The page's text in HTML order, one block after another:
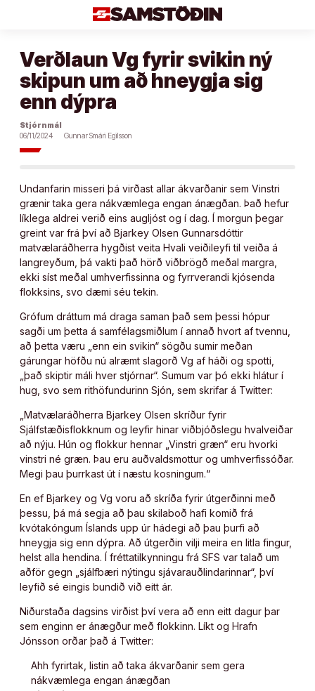
Verðlaun Vg fyrir svikin ný
skipun um að hneygja sig
enn dýpra
Stjórnmál
06/11/2024
Gunnar Smári Egilsson
Undanfarin misseri þá virðast allar ákvarðanir sem Vinstri
grænir taka gera nákvæmlega engan ánægðan. Það hefur
líklega aldrei verið eins augljóst og í dag. Í morgun þegar
greint var frá því að Bjarkey Olsen Gunnarsdóttir
matvælaráðherra hygðist veita Hvali veiðileyfi til veiða á
langreyðum, þá vakti það hörð viðbrögð meðal margra,
ekki síst meðal umhverfissinna og fyrrverandi kjósenda
flokksins, svo dæmi séu tekin.
Grófum dráttum má draga saman það sem þessi hópur
sagði um þetta á samfélagsmiðlum í annað hvort af tvennu,
að þetta væru „enn ein svikin“ sögðu sumir meðan
gárungar höfðu nú alræmt slagorð Vg af háði og spotti,
„það skiptir máli hver stjórnar“. Sumum var þó ekki hlátur í
hug, svo sem rithöfundurinn Sjón, sem skrifar á Twitter:
„Matvælaráðherra Bjarkey Olsen skríður fyrir
Sjálfstæðisflokknum og leyfir hinar viðbjóðslegu hvalveiðar
að nýju. Hún og flokkur hennar „Vinstri græn“ eru hvorki
vinstri né græn. Þau eru auðvaldsmottur og umhverfissóðar.
Megi þau þurrkast út í næstu kosningum.“
En ef Bjarkey og Vg voru að skríða fyrir útgerðinni með
þessu, þá má segja að þau skilaboð hafi komið frá
kvótakóngum Íslands upp úr hádegi að þau þurfi að
hneygja sig enn dýpra. Að útgerðin vilji meira en litla fingur,
helst alla hendina. Í fréttatilkynningu frá SFS var talað um
aðför gegn „sjálfbæri nýtingu sjávarauðlindarinnar“, því
leyfið sé eingis bundið við eitt ár.
Niðurstaða dagsins virðist því vera að enn eitt dagur þar
sem enginn er ánægður með flokkinn. Líkt og Hrafn
Jónsson orðar það á Twitter:
Ahh fyrirtak, listin að taka ákvarðanir sem gera
nákvæmlega engan ánægðan